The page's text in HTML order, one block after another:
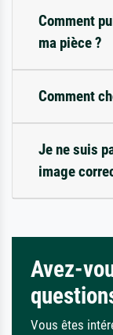
Comment
ma pièce ?
Comment
Je ne suis
image
Avez-
Vous êtes